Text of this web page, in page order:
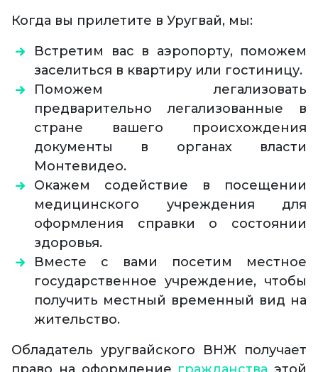
Когда вы прилетите в Уругвай, мы:
Встретим вас в аэропорту, поможем
заселиться в квартиру или гостиницу.
Поможем легализовать
предварительно легализованные в
стране вашего происхождения
документы в органах власти
Монтевидео.
Окажем содействие в посещении
медицинского учреждения для
оформления справки о состоянии
здоровья.
Вместе с вами посетим местное
государственное учреждение, чтобы
получить местный временный вид на
жительство.
Обладатель уругвайского ВНЖ получает